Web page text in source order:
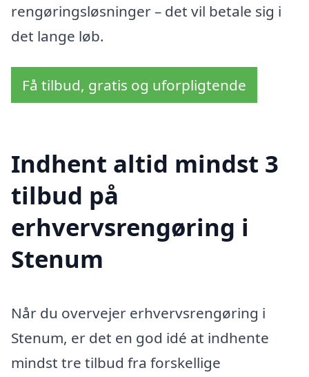
rengøringsløsninger – det vil betale sig i
det lange løb.
Få tilbud, gratis og uforpligtende
Indhent altid mindst 3
tilbud på
erhvervsrengøring i
Stenum
Når du overvejer erhvervsrengøring i
Stenum, er det en god idé at indhente
mindst tre tilbud fra forskellige